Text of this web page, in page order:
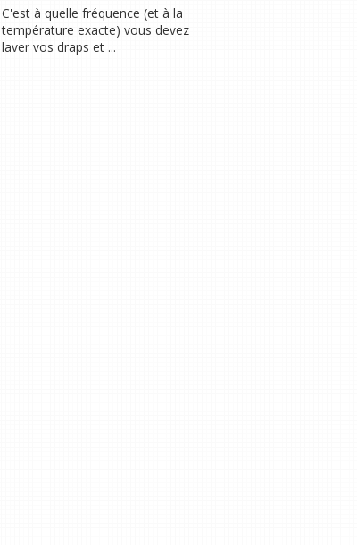
C'est à quelle fréquence (et à la
température exacte) vous devez
laver vos draps et ...